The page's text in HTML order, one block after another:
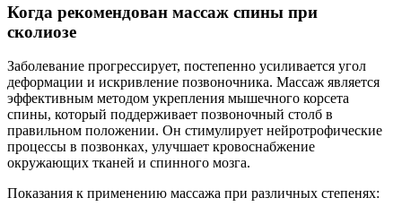
Когда рекомендован массаж спины при
сколиозе
Заболевание прогрессирует, постепенно усиливается угол
деформации и искривление позвоночника. Массаж является
эффективным методом укрепления мышечного корсета
спины, который поддерживает позвоночный столб в
правильном положении. Он стимулирует нейротрофические
процессы в позвонках, улучшает кровоснабжение
окружающих тканей и спинного мозга.
Показания к применению массажа при различных степенях: